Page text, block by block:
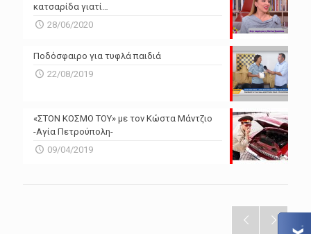
κατσαρίδα γιατί…
28/06/2020
Ποδόσφαιρο για τυφλά παιδιά
22/08/2019
«ΣΤΟΝ ΚΟΣΜΟ ΤΟΥ» με τον Κώστα Μάντζιο
-Αγία Πετρούπολη-
09/04/2019